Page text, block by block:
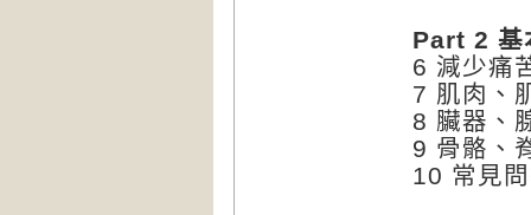
Part 2 基
6 減少痛
7 肌肉、
8 臟器、
9 骨骼、
10 常見